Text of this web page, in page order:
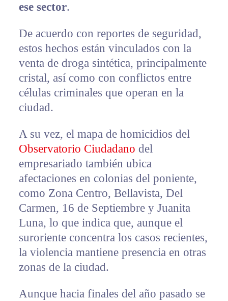
ese sector.
De acuerdo con reportes de seguridad,
estos hechos están vinculados con la
venta de droga sintética, principalmente
cristal, así como con conflictos entre
células criminales que operan en la
ciudad.
A su vez, el mapa de homicidios del
Observatorio Ciudadano del
empresariado también ubica
afectaciones en colonias del poniente,
como Zona Centro, Bellavista, Del
Carmen, 16 de Septiembre y Juanita
Luna, lo que indica que, aunque el
suroriente concentra los casos recientes,
la violencia mantiene presencia en otras
zonas de la ciudad.
Aunque hacia finales del año pasado se